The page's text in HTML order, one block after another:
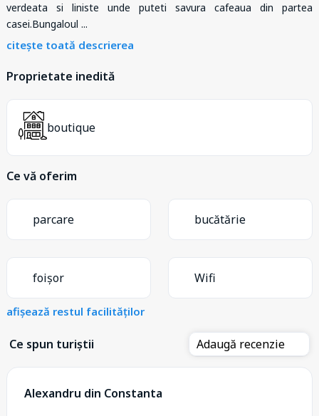
verdeata si liniste unde puteti savura cafeaua din partea
casei.Bungaloul ...
citește toată descrierea
Proprietate inedită
boutique
Ce vă oferim
parcare bucătărie
foișor Wifi
afișează restul facilităților
Ce spun turiștii Adaugă recenzie
Alexandru din Constanta